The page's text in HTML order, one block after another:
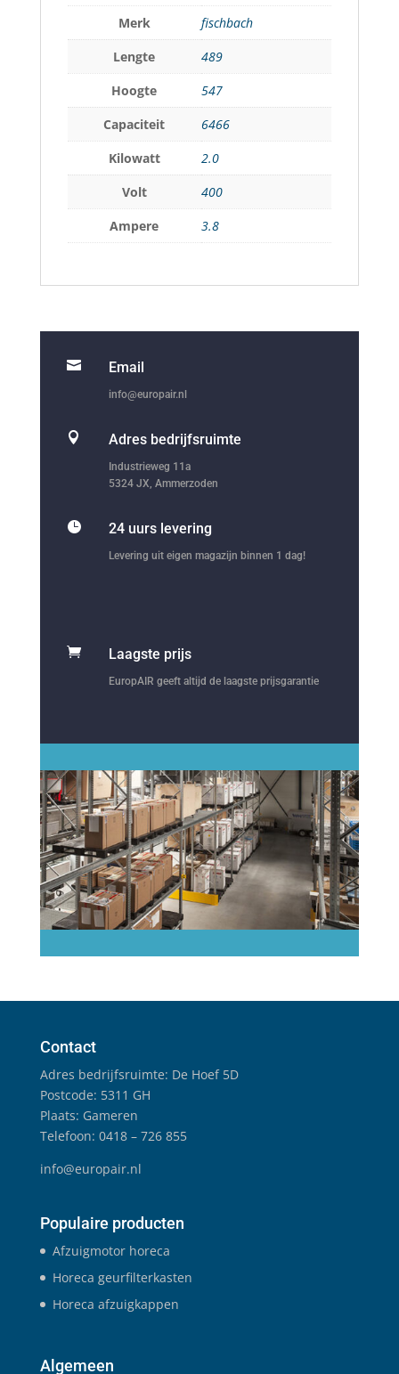
Merk
fischbach
Lengte
489
Hoogte
547
Capaciteit
6466
Kilowatt
2.0
Volt
400
Ampere
3.8
 Email
info@europair.nl
 Adres bedrijfsruimte
Industrieweg 11a
5324 JX, Ammerzoden
 24 uurs levering
Levering uit eigen magazijn binnen 1 dag!
 Laagste prijs
EuropAIR geeft altijd de laagste prijsgarantie
Contact
Adres bedrijfsruimte: De Hoef 5D
Postcode: 5311 GH
Plaats: Gameren
Telefoon: 0418 – 726 855
info@europair.nl
Populaire producten
Afzuigmotor horeca
Horeca geurfilterkasten
Horeca afzuigkappen
Algemeen